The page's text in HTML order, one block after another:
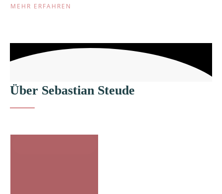
MEHR ERFAHREN
Über Sebastian Steude